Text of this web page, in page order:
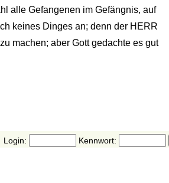
alle Gefangenen im Gefängnis, auf
keines Dinges an; denn der HERR
machen; aber Gott gedachte es gut
Login: Kennwort: